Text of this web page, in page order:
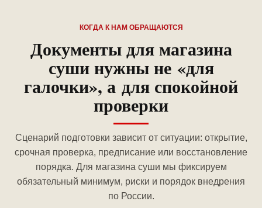
КОГДА К НАМ ОБРАЩАЮТСЯ
Документы для магазина
суши нужны не «для
галочки», а для спокойной
проверки
Сценарий подготовки зависит от ситуации: открытие,
срочная проверка, предписание или восстановление
порядка. Для магазина суши мы фиксируем
обязательный минимум, риски и порядок внедрения
по России.